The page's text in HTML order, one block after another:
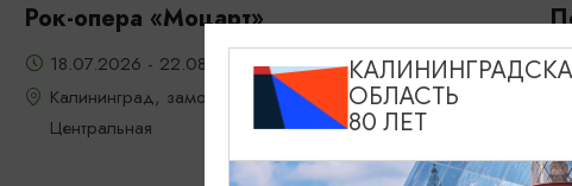
Рок-опера «Моцарт»
18.07.2026 - 22.08.2026, 18:00, 7.08 и 22.08 в 17:00
Калининград, замок Шаакен, пос. Некрасово, ул.
Центральная
ОБЛАСТЬ
80 ЛЕТ